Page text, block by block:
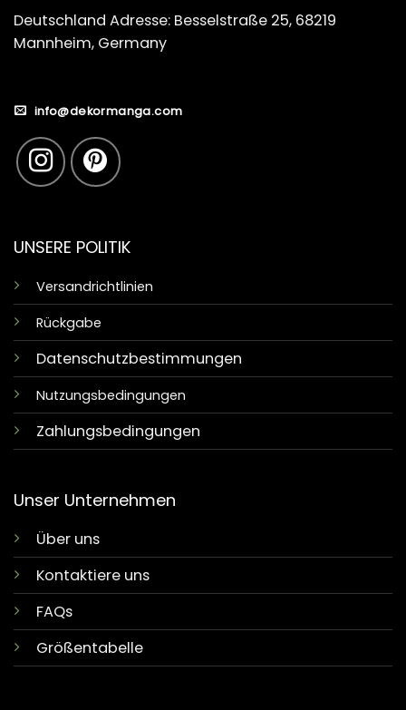
Deutschland Adresse: Besselstraße 25, 68219
Mannheim, Germany
info@dekormanga.com
UNSERE POLITIK
Versandrichtlinien
Rückgabe
Datenschutzbestimmungen
Nutzungsbedingungen
Zahlungsbedingungen
Unser Unternehmen
Über uns
Kontaktiere uns
FAQs
Größentabelle